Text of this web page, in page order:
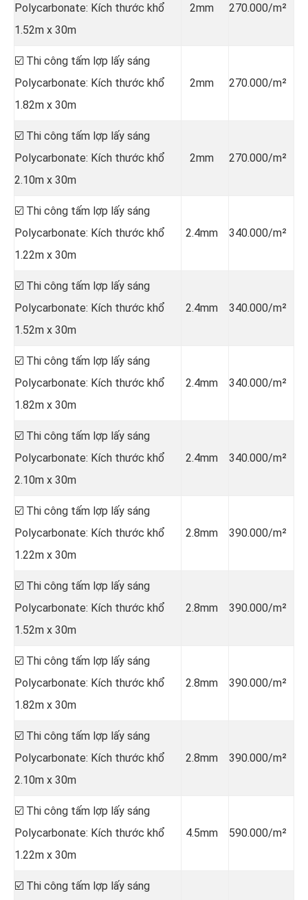
Polycarbonate: Kích thước khổ
1.52m x 30m
2mm 270.000/m²
☑️ Thi công tấm lợp lấy sáng
Polycarbonate: Kích thước khổ
1.82m x 30m
2mm 270.000/m²
☑️ Thi công tấm lợp lấy sáng
Polycarbonate: Kích thước khổ
2.10m x 30m
2mm 270.000/m²
☑️ Thi công tấm lợp lấy sáng
Polycarbonate: Kích thước khổ
1.22m x 30m
2.4mm 340.000/m²
☑️ Thi công tấm lợp lấy sáng
Polycarbonate: Kích thước khổ
1.52m x 30m
2.4mm 340.000/m²
☑️ Thi công tấm lợp lấy sáng
Polycarbonate: Kích thước khổ
1.82m x 30m
2.4mm 340.000/m²
☑️ Thi công tấm lợp lấy sáng
Polycarbonate: Kích thước khổ
2.10m x 30m
2.4mm 340.000/m²
☑️ Thi công tấm lợp lấy sáng
Polycarbonate: Kích thước khổ
1.22m x 30m
2.8mm 390.000/m²
☑️ Thi công tấm lợp lấy sáng
Polycarbonate: Kích thước khổ
1.52m x 30m
2.8mm 390.000/m²
☑️ Thi công tấm lợp lấy sáng
Polycarbonate: Kích thước khổ
1.82m x 30m
2.8mm 390.000/m²
☑️ Thi công tấm lợp lấy sáng
Polycarbonate: Kích thước khổ
2.10m x 30m
2.8mm 390.000/m²
☑️ Thi công tấm lợp lấy sáng
Polycarbonate: Kích thước khổ
1.22m x 30m
4.5mm 590.000/m²
☑️ Thi công tấm lợp lấy sáng